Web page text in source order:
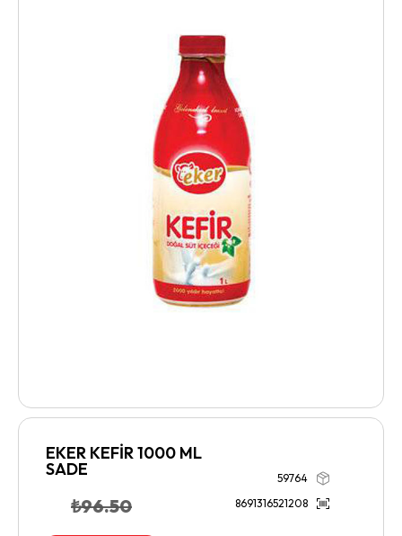
EKER KEFİR 1000 ML
SADE
₺96.50
59764
8691316521208